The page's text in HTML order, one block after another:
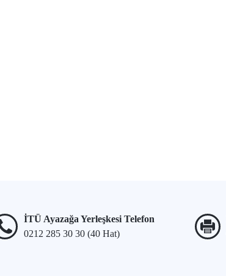
İTÜ Ayazağa Yerleşkesi Telefon
0212 285 30 30 (40 Hat)